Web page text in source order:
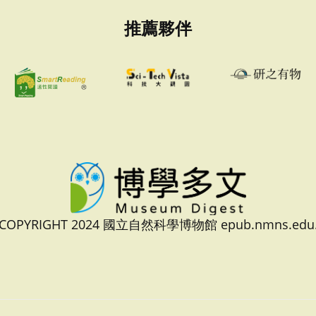
推薦夥伴
2024 國立自然科學博物館